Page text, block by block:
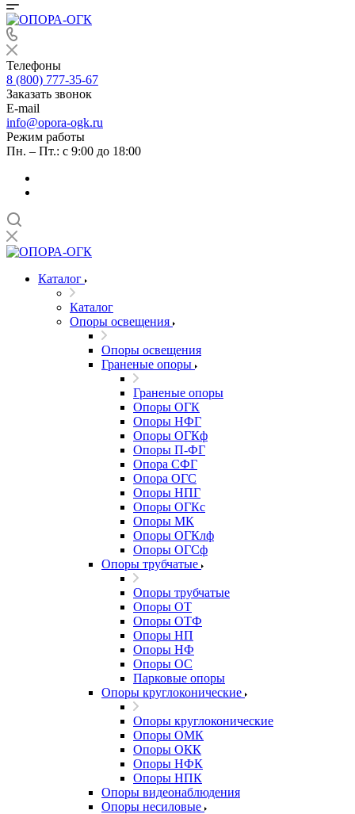
Телефоны
8 (800) 777-35-67
Заказать звонок
E-mail
info@opora-ogk.ru
Режим работы
Пн. – Пт.: с 9:00 до 18:00
Каталог
Каталог
Опоры освещения
Опоры освещения
Граненые опоры
Граненые опоры
Опоры ОГК
Опоры НФГ
Опоры ОГКф
Опоры П-ФГ
Опора СФГ
Опора ОГС
Опоры НПГ
Опоры ОГКс
Опоры МК
Опоры ОГКлф
Опоры ОГСф
Опоры трубчатые
Опоры трубчатые
Опоры ОТ
Опоры ОТФ
Опоры НП
Опоры НФ
Опоры ОС
Парковые опоры
Опоры круглоконические
Опоры круглоконические
Опоры ОМК
Опоры ОКК
Опоры НФК
Опоры НПК
Опоры видеонаблюдения
Опоры несиловые